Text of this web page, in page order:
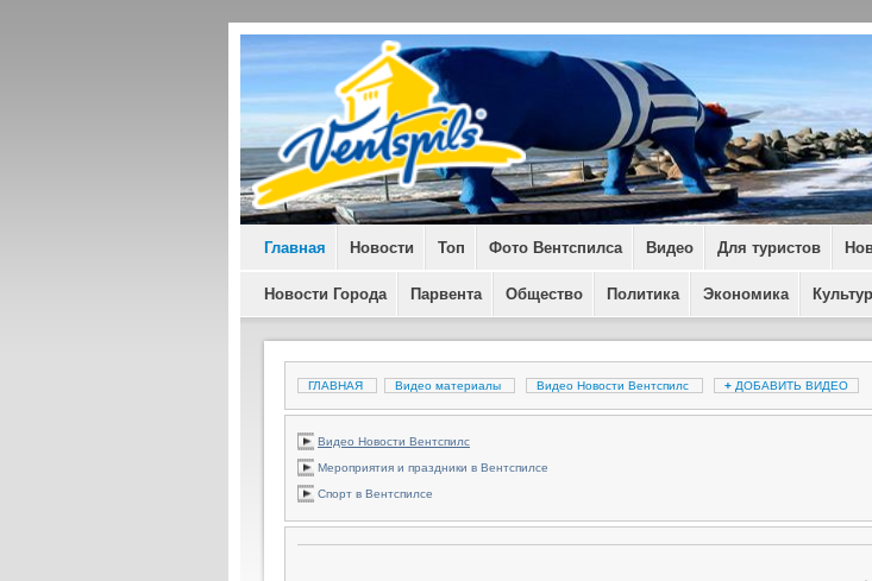
Главная Новости Топ Фото Вентспилса Видео Для туристов
Новости Города Парвента Общество Политика Экономика
ГЛАВНАЯ Видео материалы Видео Новости Вентспилс + ДОБАВИТЬ ВИДЕО
Видео Новости Вентспилс
Мероприятия и праздники в Вентспилсе
Спорт в Вентспилсе